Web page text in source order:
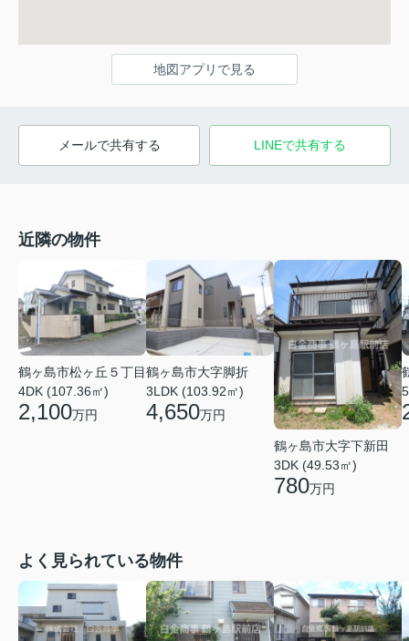
地図アプリで見る
メールで共有する LINEで共有する
近隣の物件
鶴ヶ島市松ヶ丘５丁目
4DK (107.36㎡)
2,100万円
鶴ヶ島市大字脚折
3LDK (103.92㎡)
4,650万円
鶴ヶ島市大字下新田
3DK (49.53㎡)
780万円
よく見られている物件